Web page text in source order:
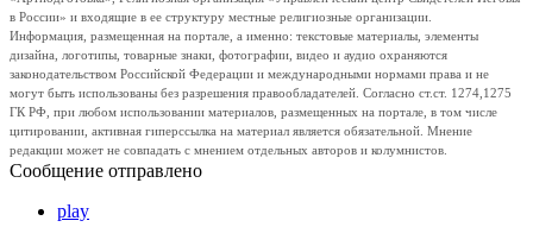
в России» и входящие в ее структуру местные религиозные организации.
Информация, размещенная на портале, а именно: текстовые материалы, элементы
дизайна, логотипы, товарные знаки, фотографии, видео и аудио охраняются
законодательством Российской Федерации и международными нормами права и не
могут быть использованы без разрешения правообладателей. Согласно ст.ст. 1274,1275
ГК РФ, при любом использовании материалов, размещенных на портале, в том числе
цитировании, активная гиперссылка на материал является обязательной. Мнение
редакции может не совпадать с мнением отдельных авторов и колумнистов.
Сообщение отправлено
play